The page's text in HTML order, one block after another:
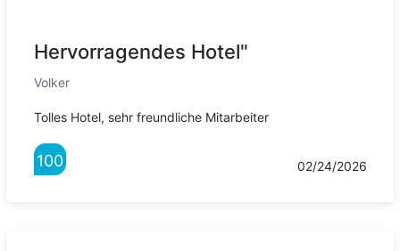
Hervorragendes Hotel"
Volker
Tolles Hotel, sehr freundliche Mitarbeiter
100 02/24/2026